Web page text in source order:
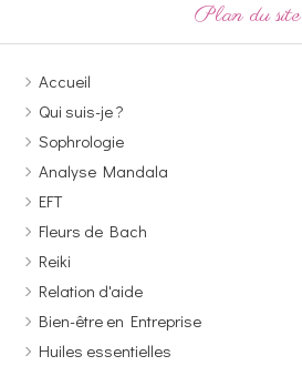
Plan du site
Accueil
Qui suis-je ?
Sophrologie
Analyse Mandala
EFT
Fleurs de Bach
Reiki
Relation d'aide
Bien-être en Entreprise
Huiles essentielles